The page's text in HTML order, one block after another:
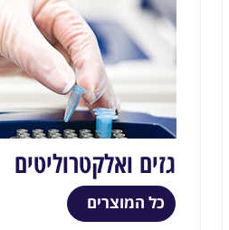
גזים ואלקטרוליטים
כל המוצרים